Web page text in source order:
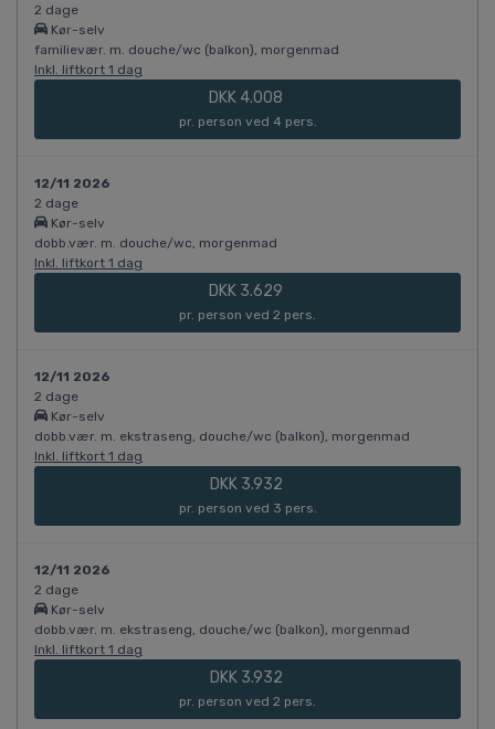
2 dage
Kør-selv
familievær. m. douche/wc (balkon), morgenmad
Inkl. liftkort 1 dag
DKK 4.008
pr. person ved 4 pers.
12/11 2026
2 dage
Kør-selv
dobb.vær. m. douche/wc, morgenmad
Inkl. liftkort 1 dag
DKK 3.629
pr. person ved 2 pers.
12/11 2026
2 dage
Kør-selv
dobb.vær. m. ekstraseng, douche/wc (balkon), morgenmad
Inkl. liftkort 1 dag
DKK 3.932
pr. person ved 3 pers.
12/11 2026
2 dage
Kør-selv
dobb.vær. m. ekstraseng, douche/wc (balkon), morgenmad
Inkl. liftkort 1 dag
DKK 3.932
pr. person ved 2 pers.